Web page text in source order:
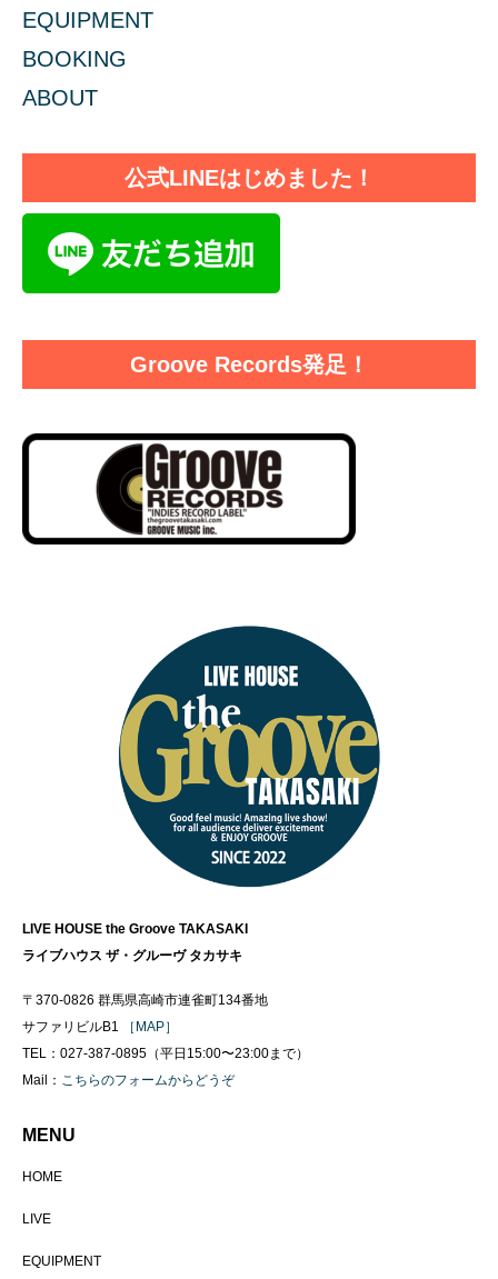
EQUIPMENT
BOOKING
ABOUT
公式LINEはじめました！
Groove Records発足！
LIVE HOUSE the Groove TAKASAKI
ライブハウス ザ・グルーヴ タカサキ
〒370-0826 群馬県高崎市連雀町134番地
サファリビルB1
［MAP］
TEL：027-387-0895（平日15:00〜23:00まで）
Mail： こちらのフォームからどうぞ
MENU
HOME
LIVE
EQUIPMENT